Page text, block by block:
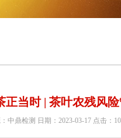
正当时 | 茶叶农残风
中鼎检测 日期：2023-03-17 点击：